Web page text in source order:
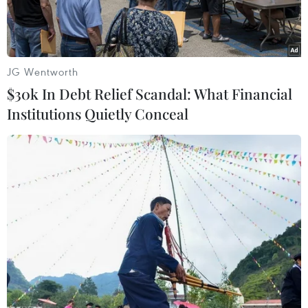
Sáng 26/7, tại Hà Nội, nguyên Chủ tịch nước Nguyễn Xuân
Phúc đến dâng hương tưởng niệm liệt sỹ, bác sỹ Đặng Thùy
Trâm và thăm hỏi, động viên vụ Doãn Ngọc Trâm, mẹ liệt sỹ
Đặng Thùy Trâm. (Ảnh: TTXVN phát).
JG Wentworth
$30k In Debt Relief Scandal: What Financial
Institutions Quietly Conceal